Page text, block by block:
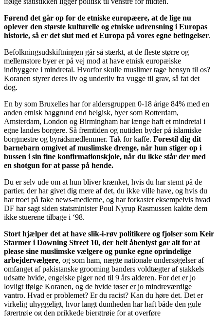
Førend det går op for de etniske europæere, at de lige nu
oplever den største kulturelle og etniske udrensning i Europas
historie, så er det slut med et Europa på vores egne betingelser.
Befolkningsudskiftningen går så stærkt, at de fleste større og
mellemstore byer er på vej mod at have etnisk europæiske
indbyggere i mindretal. Hvorfor skulle muslimer tage hensyn til os?
Koranen styrer deres liv og underliv fra vugge til grav, så fat det
dog.
En by som Bruxelles har for aldersgruppen 0-18 årige 84% med en
anden etnisk baggrund end belgisk, byer som Rotterdam,
Amsterdam, London og Birmingham har længe haft et mindretal i
egne landes borgere. Så fremtiden og nutiden byder på islamiske
borgmestre og byrådsmedlemmer. Tak for kaffe. Forestil dig dit
barnebarn omgivet af muslimske drenge, når hun stiger op i
bussen i sin fine konfirmationskjole, når du ikke står der med
en shotgun for at passe på hende.
Du er selv ude om at hun bliver krænket, hvis du har stemt på de
partier, der har givet dig mere af det, du ikke ville have, og hvis du
har troet på fake news-medierne, og har forkastet eksempelvis hvad
DF har sagt siden statsminister Poul Nyrup Rasmussen kaldte dem
ikke stuerene tilbage i ‘98.
Stort hjælper det at have slik-i-røv politikere og fjolser som Keir
Starmer i Downing Street 10, der helt åbenlyst gør alt for at
please sine muslimske vælgere og punke egne oprindelige
arbejdervælgere, og som ham, nægte nationale undersøgelser af
omfanget af pakistanske grooming banders voldtægter af stakkels
udsatte hvide, engelske piger ned til 9 års alderen. For det er jo
lovligt ifølge Koranen, og de hvide tøser er jo mindreværdige
vantro. Hvad er problemet? Er du racist? Kan du høre det. Det er
virkelig uhyggeligt, hvor langt dumheden har haft både den gule
førertrøje og den prikkede bjergtrøje for at overføre